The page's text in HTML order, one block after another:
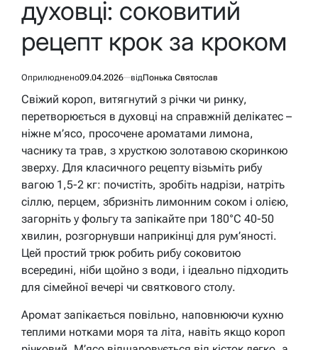
духовці: соковитий
рецепт крок за кроком
Оприлюднено09.04.2026 відПонька Святослав
Свіжий короп, витягнутий з річки чи ринку,
перетворюється в духовці на справжній делікатес –
ніжне м’ясо, просочене ароматами лимона,
часнику та трав, з хрусткою золотавою скоринкою
зверху. Для класичного рецепту візьміть рибу
вагою 1,5-2 кг: почистіть, зробіть надрізи, натріть
сіллю, перцем, збризніть лимонним соком і олією,
загорніть у фольгу та запікайте при 180°C 40-50
хвилин, розгорнувши наприкінці для рум’яності.
Цей простий трюк робить рибу соковитою
всередині, ніби щойно з води, і ідеально підходить
для сімейної вечері чи святкового столу.
Аромат запікається повільно, наповнюючи кухню
теплими нотками моря та літа, навіть якщо короп